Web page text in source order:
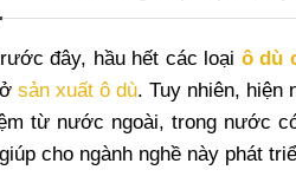
đây, hầu hết các loại ô dù
sản xuất ô dù. Tuy nhiên, hiện
từ nước ngoài, trong nước
cho ngành nghề này phát